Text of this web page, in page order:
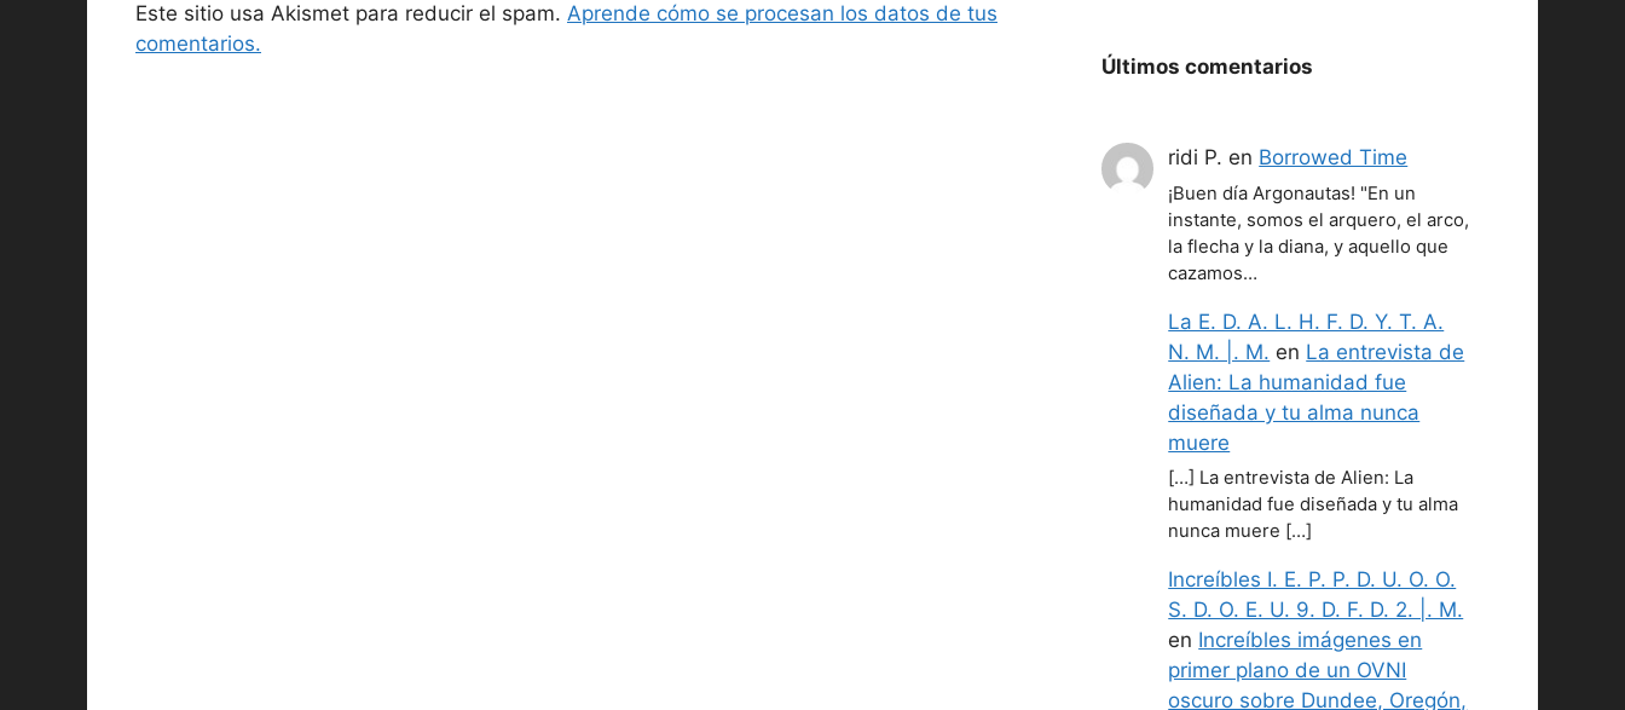
Este sitio usa Akismet para reducir el spam. Aprende cómo se procesan los datos de tus
comentarios.
Últimos comentarios
ridi P. en Borrowed Time
¡Buen día Argonautas! "En un
instante, somos el arquero, el arco,
la flecha y la diana, y aquello que
cazamos…
La E. D. A. L. H. F. D. Y. T. A.
N. M. |. M. en La entrevista de
Alien: La humanidad fue
diseñada y tu alma nunca
muere
[…] La entrevista de Alien: La
humanidad fue diseñada y tu alma
nunca muere […]
Increíbles I. E. P. P. D. U. O. O.
S. D. O. E. U. 9. D. F. D. 2. |. M.
en Increíbles imágenes en
primer plano de un OVNI
oscuro sobre Dundee, Oregón,